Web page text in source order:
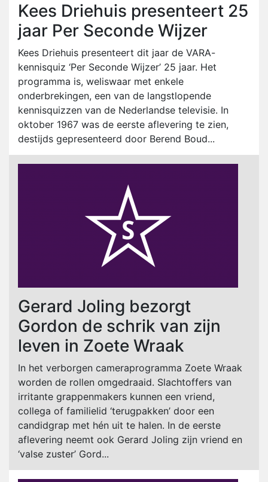
Kees Driehuis presenteert 25
jaar Per Seconde Wijzer
Kees Driehuis presenteert dit jaar de VARA-
kennisquiz ‘Per Seconde Wijzer’ 25 jaar. Het
programma is, weliswaar met enkele
onderbrekingen, een van de langstlopende
kennisquizzen van de Nederlandse televisie. In
oktober 1967 was de eerste aflevering te zien,
destijds gepresenteerd door Berend Boud...
Gerard Joling bezorgt
Gordon de schrik van zijn
leven in Zoete Wraak
In het verborgen cameraprogramma Zoete Wraak
worden de rollen omgedraaid. Slachtoffers van
irritante grappenmakers kunnen een vriend,
collega of familielid ‘terugpakken’ door een
candidgrap met hén uit te halen. In de eerste
aflevering neemt ook Gerard Joling zijn vriend en
‘valse zuster’ Gord...